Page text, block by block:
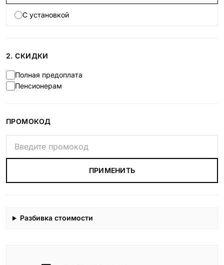
С установкой
2. СКИДКИ
Полная предоплата
Пенсионерам
ПРОМОКОД
ПРИМЕНИТЬ
Разбивка стоимости